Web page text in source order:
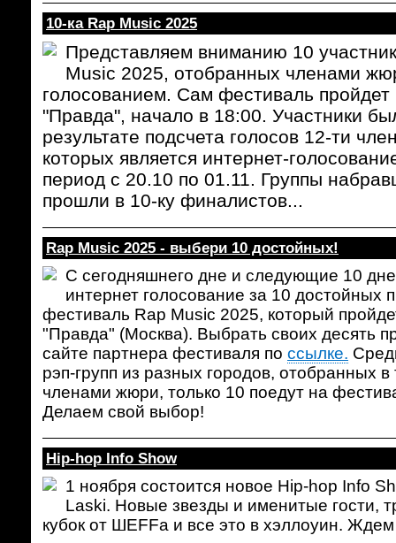
10-ка Rap Music 2025
Представляем вниманию 10
Musiс 2025, отобранных членами
голосованием. Сам фестиваль пройдет
"Правда", начало в 18:00. Участники
результате подсчета голосов 12-ти
которых является интернет-
период с 20.10 по 01.11. Группы
прошли в 10-ку финалистов...
Rap Music 2025 - выбери 10 достойных!
С сегодняшнего дне и следующие 10
интернет голосование за 10 достойных
фестиваль Rap Music 2025, который
"Правда" (Москва). Выбрать своих десять
сайте партнера фестиваля по ссылке.
рэп-групп из разных городов, отобранных в
членами жюри, только 10 поедут на
Делаем свой выбор!
Hip-hop Info Show
1 ноября состоится новое Hip-hop Info
Laski. Новые звезды и именитые гости,
кубок от ШЕFFa и все это в хэллоуин.